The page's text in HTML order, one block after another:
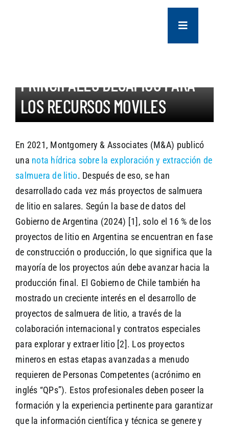
Toggle
Navigation
SERVICES
CONTACT US
NEWS
CAREERS
SEARCH
AVANZANDO A LA PRODUCCION
Y RECONCILIACION DE LA
PRINCIPALES DESAFIOS PARA
LOS RECURSOS MOVILES
En 2021, Montgomery & Associates (M&A) publicó
una nota hídrica sobre la exploración y extracción de
salmuera de litio. Después de eso, se han
desarrollado cada vez más proyectos de salmuera
de litio en salares. Según la base de datos del
Gobierno de Argentina (2024) [1], solo el 16 % de los
proyectos de litio en Argentina se encuentran en fase
de construcción o producción, lo que significa que la
mayoría de los proyectos aún debe avanzar hacia la
producción final. El Gobierno de Chile también ha
mostrado un creciente interés en el desarrollo de
proyectos de salmuera de litio, a través de la
colaboración internacional y contratos especiales
para explorar y extraer litio [2]. Los proyectos
mineros en estas etapas avanzadas a menudo
requieren de Personas Competentes (acrónimo en
inglés “QPs”). Estos profesionales deben poseer la
formación y la experiencia pertinente para garantizar
que la información científica y técnica se genere y